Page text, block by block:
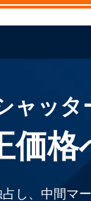
ャッタ
価格
し、中間マ